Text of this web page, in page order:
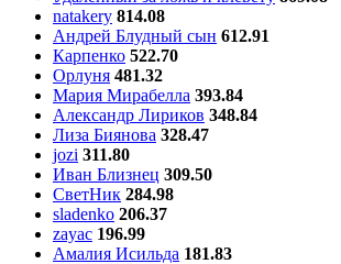
natakery 814.08
Андрей Блудный сын 612.91
Карпенко 522.70
Орлуня 481.32
Мария Мирабелла 393.84
Александр Лириков 348.84
Лиза Биянова 328.47
jozi 311.80
Иван Близнец 309.50
СветНик 284.98
sladenko 206.37
zayac 196.99
Амалия Исильда 181.83